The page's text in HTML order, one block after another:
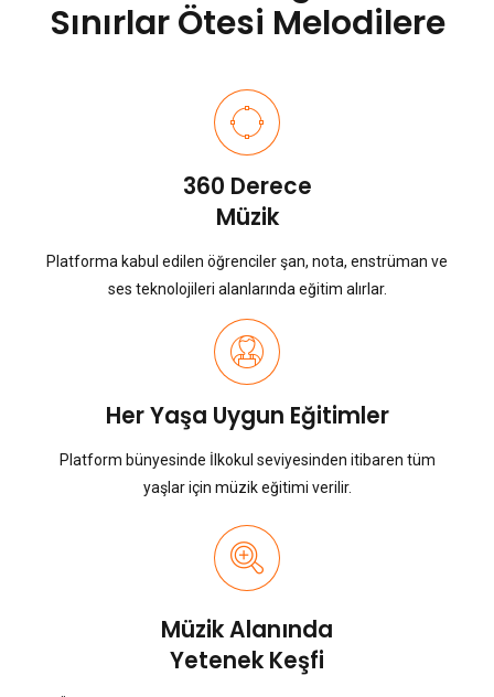
Sınırlar Ötesi Melodilere
360 Derece
Müzik
Platforma kabul edilen öğrenciler şan, nota, enstrüman ve
ses teknolojileri alanlarında eğitim alırlar.
Her Yaşa Uygun Eğitimler
Platform bünyesinde İlkokul seviyesinden itibaren tüm
yaşlar için müzik eğitimi verilir.
Müzik Alanında
Yetenek Keşfi